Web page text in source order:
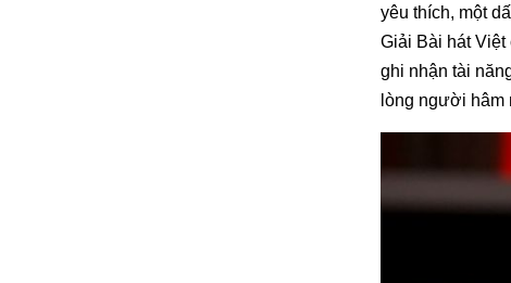
yêu thích, một
Giải Bài hát
ghi nhận tài
lòng người hâm